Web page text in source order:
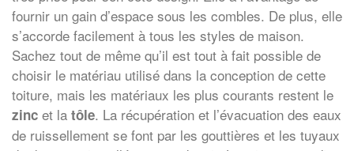
fournir un gain d’espace sous les combles. De plus, elle
s’accorde facilement à tous les styles de maison.
Sachez tout de même qu’il est tout à fait possible de
choisir le matériau utilisé dans la conception de cette
toiture, mais les matériaux les plus courants restent le
zinc et la tôle. La récupération et l’évacuation des eaux
de ruissellement se font par les gouttières et les tuyaux